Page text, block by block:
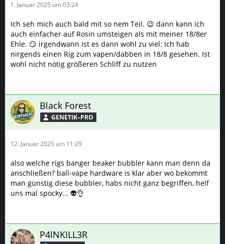
1. Januar 2025 um 03:24
Ich seh mich auch bald mit so nem Teil. 😉 dann kann ich
auch einfacher auf Rosin umsteigen als mit meiner 18/8er
Ehle. 😏 irgendwann ist es dann wohl zu viel: Ich hab
nirgends einen Rig zum vapen/dabben in 18/8 gesehen. Ist
wohl nicht nötig größeren Schliff zu nutzen
Black Forest
GENETIK–PRO
12. Januar 2025 um 11:29
also welche rigs banger beaker bubbler kann man denn da
anschließen? ball-vape hardware is klar aber wo bekommt
man günstig diese bubbler, habs nicht ganz begriffen, helf
uns mal spocky... 👽👌
P4INKILL3R